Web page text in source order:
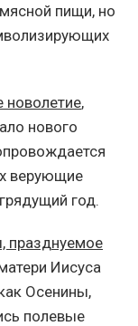
пищи, но
новолетие,
нового
верующие
год.
празднуемое
Иисуса
Осенины,
полевые